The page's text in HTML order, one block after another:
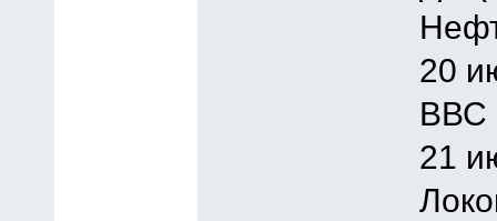
20
ВВС
21